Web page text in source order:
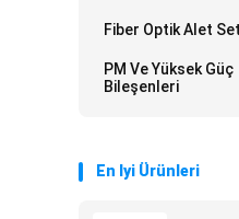
Fiber Optik Alet
PM Ve Yüksek Güç
Bileşenleri
En Iyi Ürünleri